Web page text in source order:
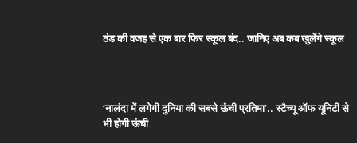
ठंड की वजह से एक बार फिर स्कूल बंद.. जानिए अब कब खुलेंगे स्कूल
‘नालंदा में लगेगी दुनिया की सबसे ऊंची प्रतिमा’.. स्टैच्यू ऑफ यूनिटी से
भी होगी ऊंची